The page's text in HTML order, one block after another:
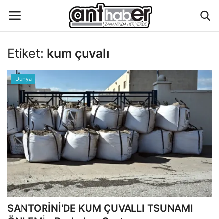
Eğitim
Aktüel Magazin
Hakkımızda
İletişim
Asayiş
Çevre
Etiket: kum çuvalı
Dünya
SANTORİNİ'DE KUM ÇUVALLI TSUNAMI